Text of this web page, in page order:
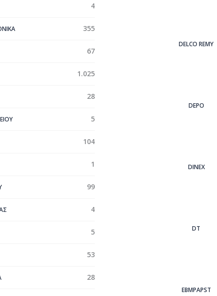
4
355
67
1.025
28
5
104
1
99
4
5
53
28
DELCO REMY
DEPO
DINEX
DT
EBMPAPST